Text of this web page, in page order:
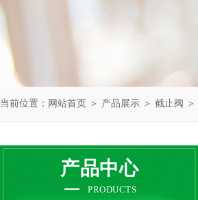
当前位置： 网站首页 ＞ 产品展示 ＞ 截止阀 ＞
产品中心
PRODUCTS